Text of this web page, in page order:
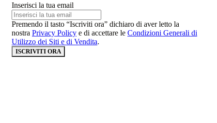
Inserisci la tua email
Premendo il tasto “Iscriviti ora” dichiaro di aver letto la
nostra Privacy Policy e di accettare le Condizioni Generali di
Utilizzo dei Siti e di Vendita.
ISCRIVITI ORA